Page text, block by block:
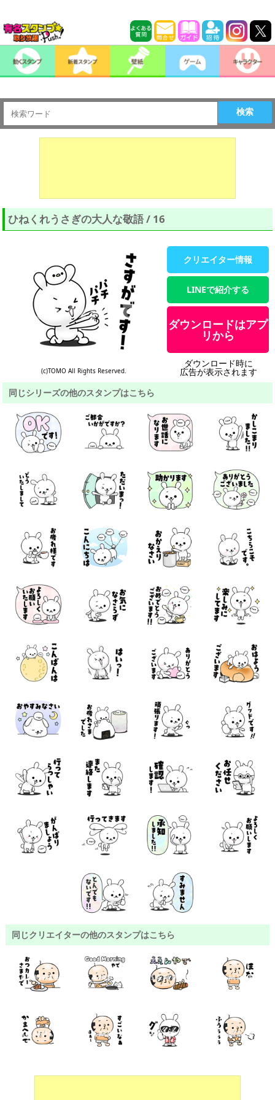
検索
ひねくれうさぎの大人な敬語 / 16
(c)TOMO All Rights Reserved.
クリエイター情報
LINEで紹介する
ダウンロードはアプ
リから
ダウンロード時に
広告が表示されます
同じシリーズの他のスタンプはこちら
同じクリエイターの他のスタンプはこちら